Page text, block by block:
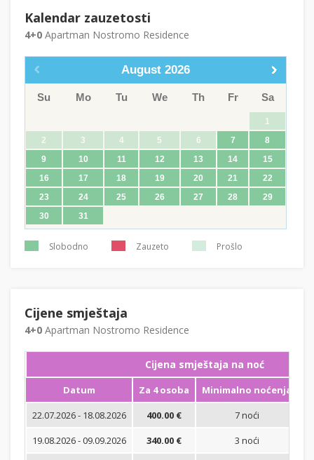
Kalendar zauzetosti
4+0 Apartman Nostromo Residence
August 2026
Su Mo Tu We Th Fr Sa
1
2
3 4 5 6 7
8
9
10 11 12 13 14
15
16
17 18 19 20 21
22
23
24 25 26 27 28
29
30
31
Slobodno Zauzeto Prošlo
Cijene smještaja
4+0 Apartman Nostromo Residence
Cijena smještaja na noć
Datum Za 4 osoba
Minimalno noćenja
22.07.2026 - 18.08.2026
400.00 € 7 noći
19.08.2026 - 09.09.2026
340.00 € 3 noći